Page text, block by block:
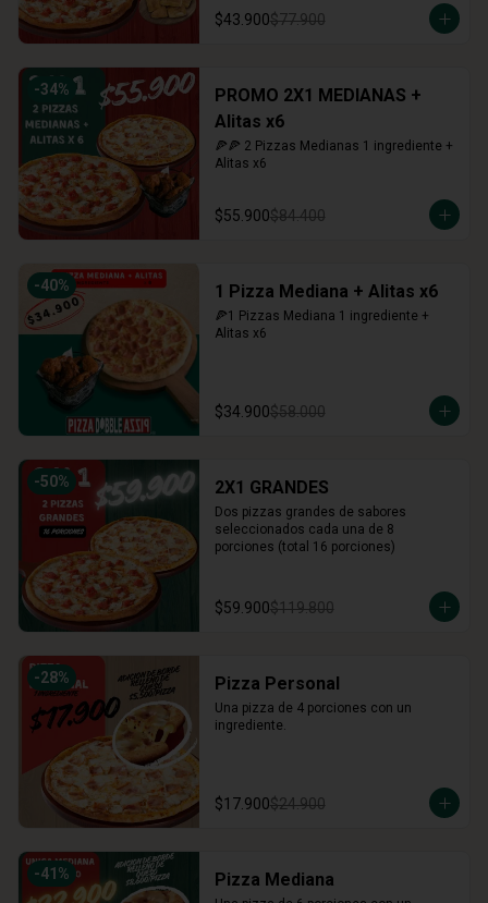
$43.900$77.900
-34%
PROMO 2X1 MEDIANAS +
Alitas x6
🍕🍕 2 Pizzas Medianas 1 ingrediente +
Alitas x6
$55.900$84.400
-40% 1 Pizza Mediana + Alitas x6
🍕1 Pizzas Mediana 1 ingrediente +
Alitas x6
$34.900$58.000
-50% 2X1 GRANDES
Dos pizzas grandes de sabores
seleccionados cada una de 8
porciones (total 16 porciones)
$59.900$119.800
-28% Pizza Personal
Una pizza de 4 porciones con un
ingrediente.
$17.900$24.900
-41 % Pizza Mediana